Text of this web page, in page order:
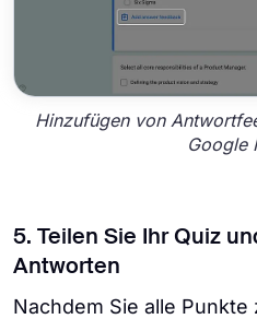
Hinzufügen von
Google
5. Teilen Sie Ihr Quiz
Antworten
Nachdem Sie alle